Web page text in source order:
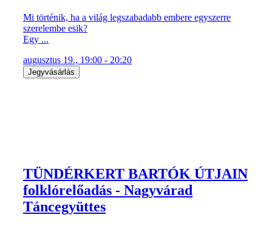
Mi történik, ha a világ legszabadabb embere egyszerre
szerelembe esik?
Egy ...
augusztus 19., 19:00 - 20:20
Jegyvásárlás
TÜNDÉRKERT BARTÓK ÚTJAIN
folklórelőadás - Nagyvárad
Táncegyüttes